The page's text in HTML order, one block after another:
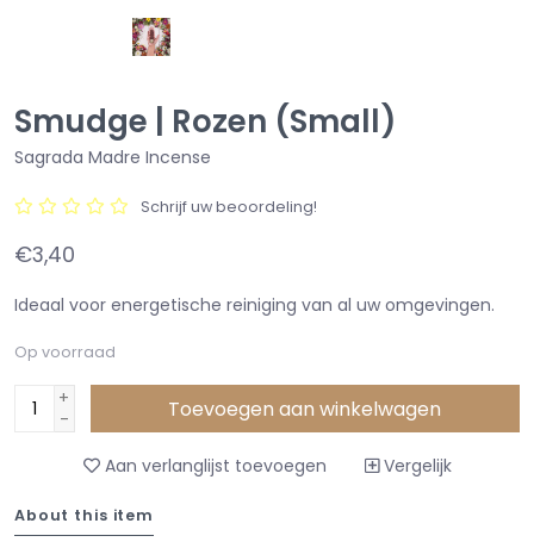
Smudge | Rozen (Small)
Sagrada Madre Incense
Schrijf uw beoordeling!
€3,40
Ideaal voor energetische reiniging van al uw omgevingen.
Op voorraad
+
-
Toevoegen aan winkelwagen
Aan verlanglijst toevoegen Vergelijk
About this item